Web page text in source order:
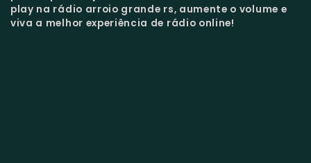
play na rádio arroio grande rs, aumente o volume e
viva a melhor experiência de rádio online!